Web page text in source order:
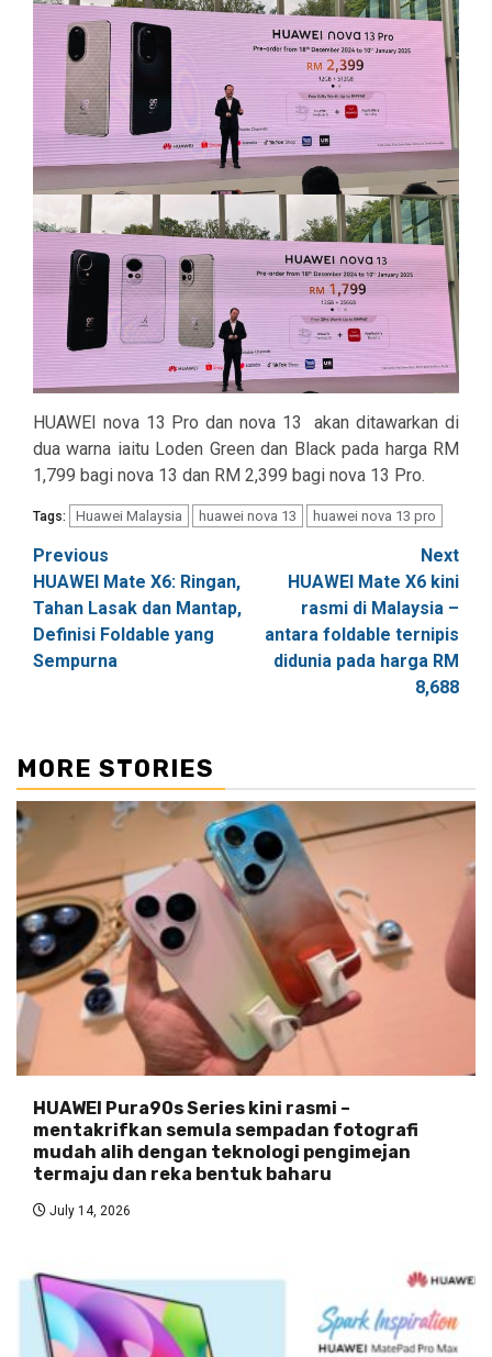
HUAWEI nova 13 Pro dan nova 13 akan ditawarkan di
dua warna iaitu Loden Green dan Black pada harga RM
1,799 bagi nova 13 dan RM 2,399 bagi nova 13 Pro.
Tags: Huawei Malaysia huawei nova 13 huawei nova 13 pro
Post
navigation
Previous
HUAWEI Mate X6: Ringan,
Tahan Lasak dan Mantap,
Definisi Foldable yang
Sempurna
Next
HUAWEI Mate X6 kini
rasmi di Malaysia –
antara foldable ternipis
didunia pada harga RM
8,688
MORE STORIES
HUAWEI Pura90s Series kini rasmi –
mentakrifkan semula sempadan fotografi
mudah alih dengan teknologi pengimejan
termaju dan reka bentuk baharu
July 14, 2026